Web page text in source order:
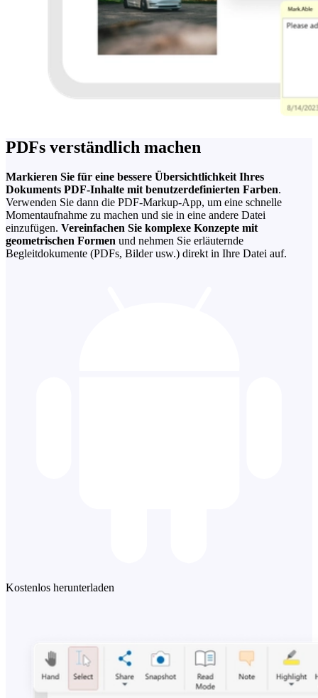
PDFs verständlich machen
Markieren Sie für eine bessere Übersichtlichkeit Ihres
Dokuments PDF-Inhalte mit benutzerdefinierten Farben.
Verwenden Sie dann die PDF-Markup-App, um eine schnelle
Momentaufnahme zu machen und sie in eine andere Datei
einzufügen. Vereinfachen Sie komplexe Konzepte mit
geometrischen Formen und nehmen Sie erläuternde
Begleitdokumente (PDFs, Bilder usw.) direkt in Ihre Datei auf.
Kostenlos herunterladen